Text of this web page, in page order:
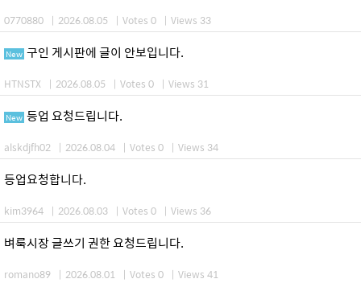
0770880 | 2026.08.05 | Votes 0 | Views 33
New 구인 게시판에 글이 안보입니다.
HTNSTX | 2026.08.05 | Votes 0 | Views 31
New 등업 요청드립니다.
alskdjfh02 | 2026.08.04 | Votes 0 | Views 34
등업요청합니다.
kim3964 | 2026.08.03 | Votes 0 | Views 36
벼룩시장 글쓰기 권한 요청드립니다.
romano89 | 2026.08.01 | Votes 0 | Views 41